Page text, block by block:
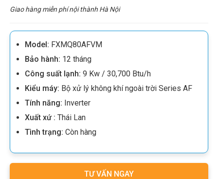
Giao hàng miễn phí nội thành Hà Nội
Model: FXMQ80AFVM
Bảo hành: 12 tháng
Công suất lạnh: 9 Kw / 30,700 Btu/h
Kiểu máy: Bộ xử lý không khí ngoài trời Series AF
Tính năng: Inverter
Xuất xứ : Thái Lan
Tình trạng: Còn hàng
TƯ VẤN NGAY